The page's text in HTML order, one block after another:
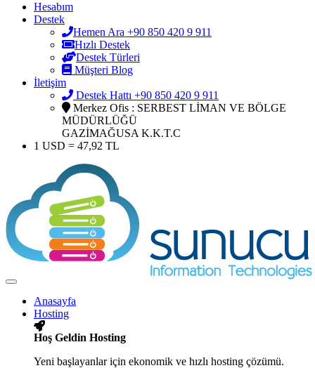
Hesabım
Destek
Hemen Ara +90 850 420 9 911
Hızlı Destek
Destek Türleri
Müşteri Blog
İletişim
Destek Hattı +90 850 420 9 911
Merkez Ofis : SERBEST LİMAN VE BÖLGE
MÜDÜRLÜĞÜ
GAZİMAĞUSA K.K.T.C
1 USD = 47,92 TL
Toggle
navigationAnasayfa
Hosting
Hoş Geldin Hosting
Yeni başlayanlar için ekonomik ve hızlı hosting çözümü.